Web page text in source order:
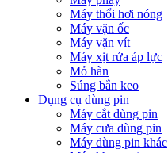
Máy thổi hơi nóng
Máy vặn ốc
Máy vặn vít
Máy xịt rửa áp lực
Mỏ hàn
Súng bắn keo
Dụng cụ dùng pin
Máy cắt dùng pin
Máy cưa dùng pin
Máy dùng pin khác